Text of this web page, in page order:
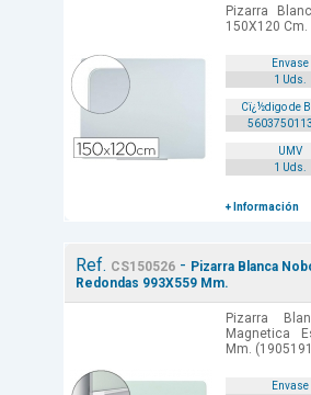
Pizarra
150X120 Cm.
Envase
1 Uds.
Cï¿½digo de
UMV
1 Uds.
+ Información
Ref. CS150526 - Pizarra Blanca
Redondas 993X559 Mm.
Pizarra
Magnetica
Mm.
Envase